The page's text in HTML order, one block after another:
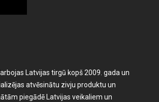
Latvijas tirgū kopš 2009. gada un
atvēsinātu zivju produktu un
piegādē Latvijas veikaliem un